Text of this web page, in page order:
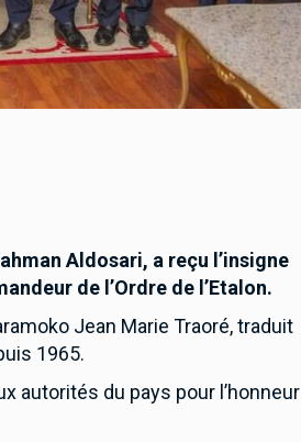
Aldosari, a reçu l’insigne
de l’Ordre de l’Etalon.
Jean Marie Traoré, traduit
1965.
autorités du pays pour l’honneur